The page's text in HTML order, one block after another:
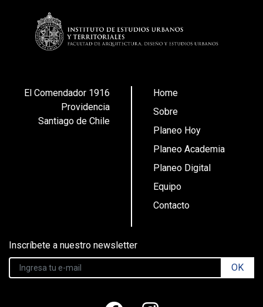
El Comendador 1916
Providencia
Santiago de Chile
Home
Sobre
Planeo Hoy
Planeo Academia
Planeo Digital
Equipo
Contacto
Inscríbete a nuestro newsletter
OK